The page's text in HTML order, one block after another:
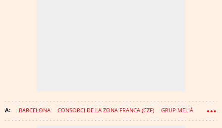
BARCELONA CONSORCI DE LA ZONA FRANCA (CZF) GRUP MELIÁ